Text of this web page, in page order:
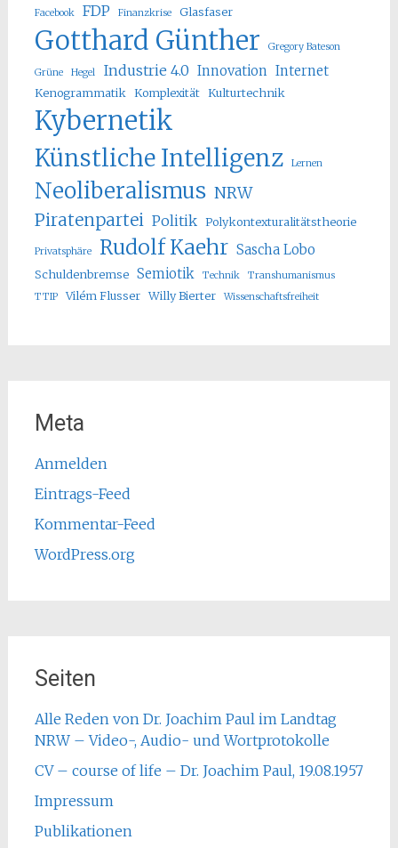
Facebook FDP Finanzkrise Glasfaser
Gotthard Günther Gregory Bateson
Grüne Hegel Industrie 4.0 Innovation Internet
Kenogrammatik Komplexität Kulturtechnik
Kybernetik
Künstliche Intelligenz Lernen
Neoliberalismus NRW
Piratenpartei Politik Polykontexturalitätstheorie
Privatsphäre Rudolf Kaehr Sascha Lobo
Schuldenbremse Semiotik Technik
Transhumanismus
TTIP
Vilém Flusser Willy Bierter Wissenschaftsfreiheit
Meta
Anmelden
Eintrags-Feed
Kommentar-Feed
WordPress.org
Seiten
Alle Reden von Dr. Joachim Paul im Landtag
NRW – Video-, Audio- und Wortprotokolle
CV – course of life – Dr. Joachim Paul, 19.08.1957
Impressum
Publikationen